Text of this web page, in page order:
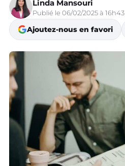
Linda Mansouri
Publié le 06/02/2025 à 16h43
Ajoutez-nous en favori